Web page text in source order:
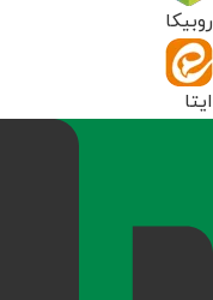
روبیکا
ایتا